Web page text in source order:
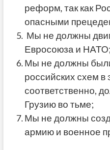
реформ, так как
опасными
Мы не должны
Евросоюза и НАТО;
Мы не должны
российских схем в
соответственно,
Грузию во тьме;
Мы не должны
армию и военное